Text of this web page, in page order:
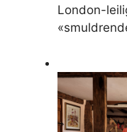
London-